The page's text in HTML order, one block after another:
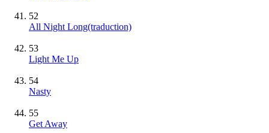
52
All Night Long(traduction)
53
Light Me Up
54
Nasty
55
Get Away